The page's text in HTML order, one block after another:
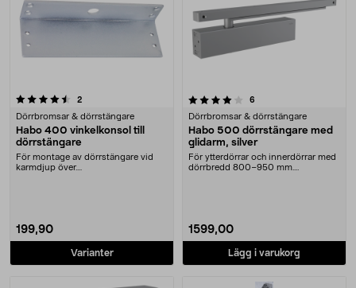
2recensioner
Dörrbromsar & dörrstängare
Habo 400 vinkelkonsol till
dörrstängare
För montage av dörrstängare vid
karmdjup över....
199,90
Varianter
4.0 av 5 stjärnor 6
Dörrbromsar & dörrstängare
Habo 500 dörrstängare med
glidarm, silver
För ytterdörrar och innerdörrar med
dörrbredd 800–950 mm.
1599,00
Lägg i varukorg